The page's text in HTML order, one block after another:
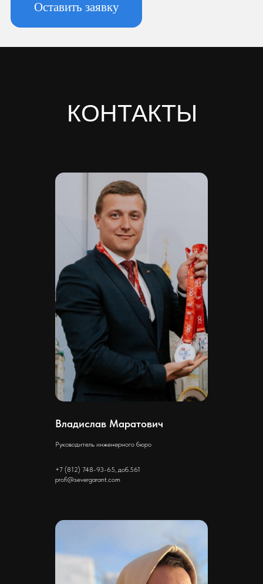
Владислав Маратович
Руководитель инженерного бюро
+7 (812) 748-93-65, доб.561
profi@severgarant.com
3, к. 2, литера А, помещ. 135-Н офис А-1,
комната 2
Реквизиты:
БИК 044525104
Банк ООО "Банк Точка"